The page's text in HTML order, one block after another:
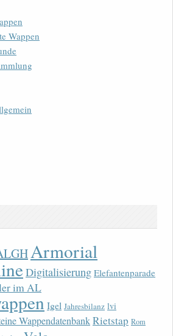
Wappen
Armorial
Digitalisierung Elefantenparade
im AL
Igel Jahresbilanz lvi
WappendatenbankRietstap Rom